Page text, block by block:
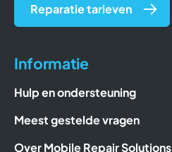
Informatie
Hulp en ondersteuning
Meest gestelde vragen
Over Mobile Repair Solutions
Reparatie tarieven